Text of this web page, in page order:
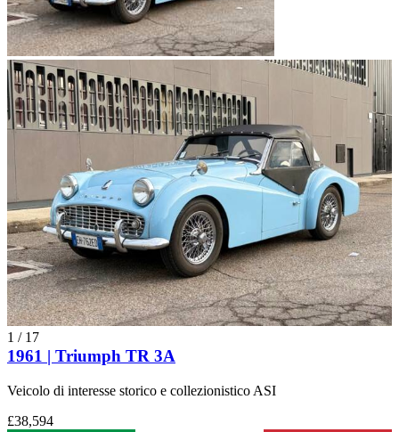
1 / 17
1961 | Triumph TR 3A
Veicolo di interesse storico e collezionistico ASI
£38,594